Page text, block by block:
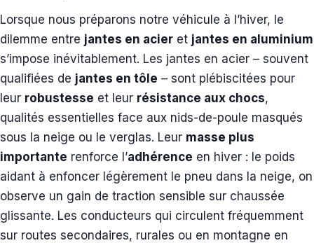
Lorsque nous préparons notre véhicule à l’hiver, le
dilemme entre jantes en acier et jantes en aluminium
s’impose inévitablement. Les jantes en acier – souvent
qualifiées de jantes en tôle – sont plébiscitées pour
leur robustesse et leur résistance aux chocs,
qualités essentielles face aux nids-de-poule masqués
sous la neige ou le verglas. Leur masse plus
importante renforce l’adhérence en hiver : le poids
aidant à enfoncer légèrement le pneu dans la neige, on
observe un gain de traction sensible sur chaussée
glissante. Les conducteurs qui circulent fréquemment
sur routes secondaires, rurales ou en montagne en